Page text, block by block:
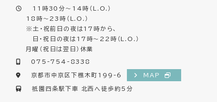
11時30分～14時（L.O.）
18時～23時（L.O.）
※土・祝前日の夜は17時から、
日・祝日の夜は17時～22時（L.O.）
月曜（祝日は翌日）休業
075-754-8338
京都市中京区下樵木町199-6
MAP
祇󠄀園四条駅下車 北西へ徒歩約5分